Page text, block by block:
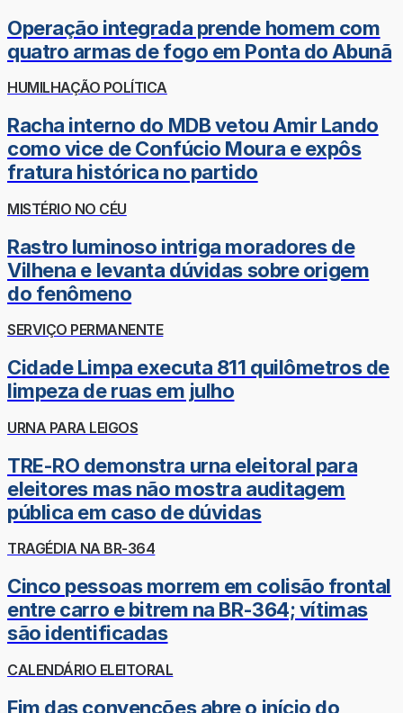
Operação integrada prende homem com
quatro armas de fogo em Ponta do Abunã
HUMILHAÇÃO POLÍTICA
Racha interno do MDB vetou Amir Lando
como vice de Confúcio Moura e expôs
fratura histórica no partido
MISTÉRIO NO CÉU
Rastro luminoso intriga moradores de
Vilhena e levanta dúvidas sobre origem
do fenômeno
SERVIÇO PERMANENTE
Cidade Limpa executa 811 quilômetros de
limpeza de ruas em julho
URNA PARA LEIGOS
TRE-RO demonstra urna eleitoral para
eleitores mas não mostra auditagem
pública em caso de dúvidas
TRAGÉDIA NA BR-364
Cinco pessoas morrem em colisão frontal
entre carro e bitrem na BR-364; vítimas
são identificadas
CALENDÁRIO ELEITORAL
Fim das convenções abre o início do